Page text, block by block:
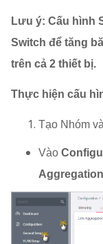
Lưu ý: Cấu hình
Switch để tăng
trên cả 2 thiết bị.
Thực hiện cấu
Tạo Nhóm
Vào
Aggregation